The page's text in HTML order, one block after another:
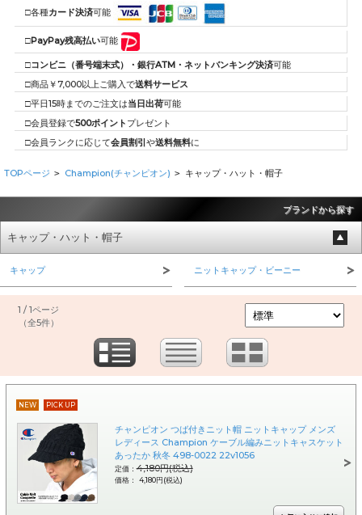
□各種カード決済可能
□PayPay残高払い可能
□コンビニ（番号端末式）・銀行ATM・ネットバンキング決済可能
□商品￥7,000以上ご購入で送料サービス
□平日15時までのご注文は当日出荷可能
□会員登録で500ポイント プレゼント
□会員ランクに応じて会員割引や送料無料に
TOPページ > Champion(チャンピオン) > キャップ・ハット・帽子
ブランドから探す
キャップ・ハット・帽子
キャップ ニットキャップ・ビーニー
1 / 1ページ
（全5件）
NEW PICK UP
チャンピオン つば付きニット帽 ニットキャップ メンズ
レディース Champion ケーブル編みニットキャスケット
あったか 秋冬 498-0022 22v1056
定価：4,180円(税込)
価格： 4,180円(税込)